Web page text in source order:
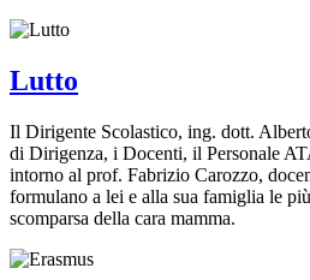
Lutto
Il Dirigente Scolastico, ing. dott.
di Dirigenza, i Docenti, il Personale
intorno al prof. Fabrizio Carozzo,
formulano a lei e alla sua famiglia le
scomparsa della cara mamma.